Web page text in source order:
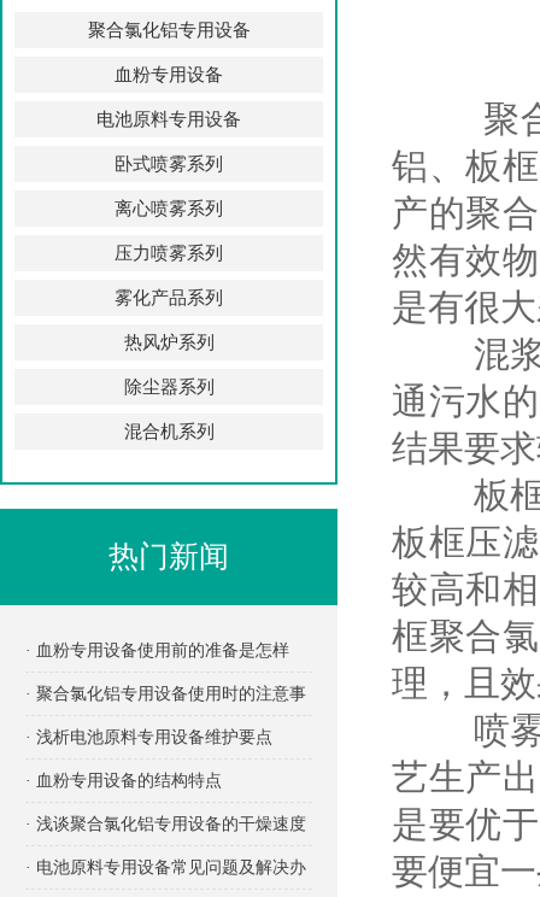
聚合氯化铝专用设备
血粉专用设备
电池原料专用设备
卧式喷雾系列
离心喷雾系列
压力喷雾系列
雾化产品系列
热风炉系列
除尘器系列
混合机系列
热门新闻
· 血粉专用设备使用前的准备是怎样
的？
· 聚合氯化铝专用设备使用时的注意事
项有哪些？
· 浅析电池原料专用设备维护要点
· 血粉专用设备的结构特点
· 浅谈聚合氯化铝专用设备的干燥速度
· 电池原料专用设备常见问题及解决办
聚合
铝、板
产的聚
然有效
是有很
混浆聚
通污水
结果要
板框聚
板框压
较高和
框聚合
理，且
喷雾法
艺生产
是要优
要便宜